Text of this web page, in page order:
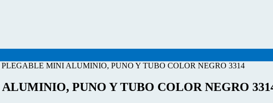
MINI ALUMINIO, PUNO Y TUBO COLOR NEGRO 3314
PUNO Y TUBO COLOR NEGRO